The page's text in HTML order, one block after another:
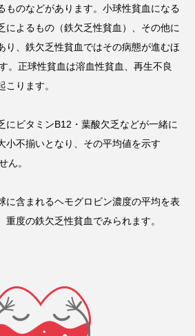
ものなどがあります。小球性貧血になる
によるもの（鉄欠乏性貧血）、その他に
り、鉄欠乏性貧血ではその病態が進むほ
。正球性貧血は溶血性貧血、再生不良
ります。
にビタミンB12・葉酸欠乏などが一緒に
小不揃いとなり、その平均値を示す
ん。
に含まれるヘモグロビン濃度の平均を表
重度の鉄欠乏性貧血でみられます。